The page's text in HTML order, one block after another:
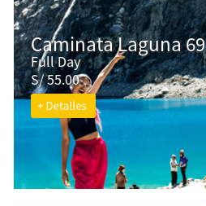
Caminata Laguna 69
Full Day
S/ 55.00